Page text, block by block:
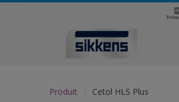
Produit Cetol HLS Plus